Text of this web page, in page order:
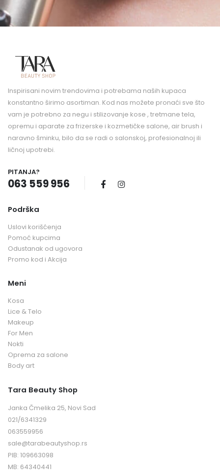
Inspirisani novim trendovima i potrebama naših kupaca
konstantno širimo asortiman. Kod nas možete pronaći sve što
vam je potrebno za negu i stilizovanje kose , tretmane tela,
opremu i aparate za frizerske i kozmetičke salone, air brush i
naravno šminku, bilo da se radi o salonskoj, profesionalnoj ili
ličnoj upotrebi.
PITANJA?
063 559 956
Podrška
Uslovi korišćenja
Pomoć kupcima
Odustanak od ugovora
Promo kod i Akcija
Meni
Kosa
Lice & Telo
Makeup
For Men
Nokti
Oprema za salone
Body art
Tara Beauty Shop
Janka Čmelika 25, Novi Sad
021/6341329
063559956
sale@tarabeautyshop.rs
PIB: 109663098
MB: 64340441